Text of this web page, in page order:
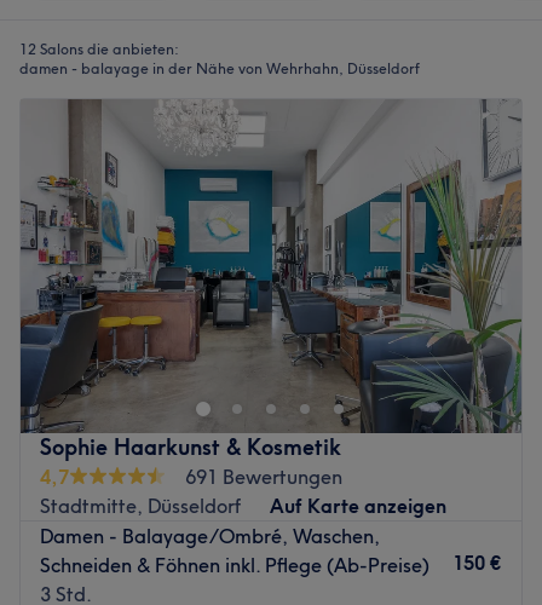
12 Salons die anbieten:
damen - balayage in der Nähe von Wehrhahn, Düsseldorf
Sophie Haarkunst & Kosmetik
4,7
691 Bewertungen
Stadtmitte, Düsseldorf
Auf Karte anzeigen
Damen - Balayage/Ombré, Waschen,
Schneiden & Föhnen inkl. Pflege (Ab-Preise)
3 Std.
150 €